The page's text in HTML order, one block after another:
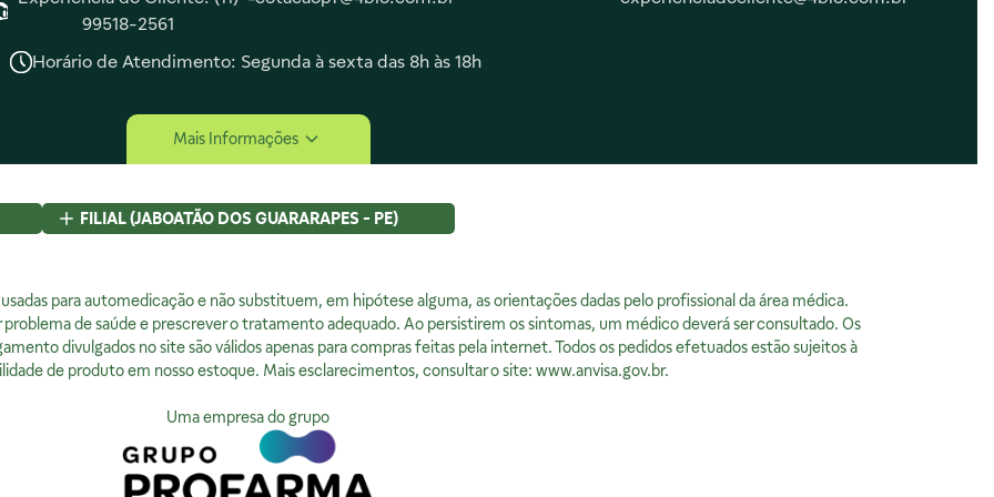
99518-2561
Horário de Atendimento: Segunda à sexta das 8h às 18h
Privacidade
sua Privacidade
Qualidade
Compra Segura
Mais Informações
FILIAL (JABOATÃO DOS GUARARAPES - PE)
Guararapes, PE
CEP
54320-230 - Brasil
CNPJ:
07.015.691/0008-12
Licença Sanitária Nº:
00523.3/2025
AFE:
FARMACÊUTICA RESPONSÁVEL:
Diogo Amaro da Silva Santos
14237
para automedicação e não substituem, em hipótese alguma, as orientações dadas pelo profissional da área médica.
de saúde e prescrever o tratamento adequado. Ao persistirem os sintomas, um médico deverá ser consultado. Os
divulgados no site são válidos apenas para compras feitas pela internet. Todos os pedidos efetuados estão sujeitos à
de produto em nosso estoque. Mais esclarecimentos, consultar o site: www.anvisa.gov.br.
Uma empresa do grupo